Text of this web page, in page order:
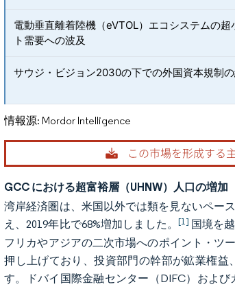
電動垂直離着陸機（eVTOL）エコシステムの超
ト需要への波及
サウジ・ビジョン2030の下での外国資本規制
情報源: Mordor Intelligence
GCC における超富裕層（UHNW）人口の増加
湾岸経済圏は、米国以外では類を見ないペー
え、2019年比で68%増加しました。 [1] 国境を
フリカやアジアの二次市場へのポイント・ツ
押し上げており、投資部門の幹部が鉱業権
す。ドバイ国際金融センター（DIFC）およ